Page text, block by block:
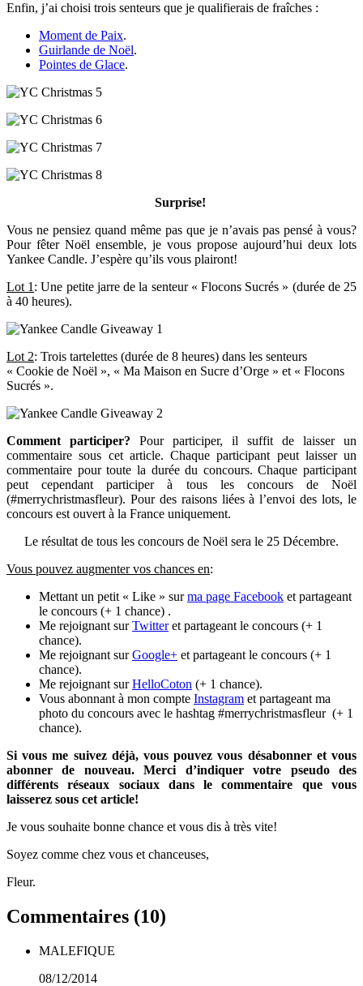
Enfin, j’ai choisi trois senteurs que je qualifierais de fraîches :
Moment de Paix.
Guirlande de Noël.
Pointes de Glace.
Surprise!
Vous ne pensiez quand même pas que je n’avais pas pensé à vous?
Pour fêter Noël ensemble, je vous propose aujourd’hui deux lots
Yankee Candle. J’espère qu’ils vous plairont!
Lot 1 : Une petite jarre de la senteur « Flocons Sucrés » (durée de 25
à 40 heures).
Lot 2: Trois tartelettes (durée de 8 heures) dans les senteurs
« Cookie de Noël », « Ma Maison en Sucre d’Orge » et « Flocons
Sucrés ».
Comment participer? Pour participer, il suffit de laisser un
commentaire sous cet article. Chaque participant peut laisser un
commentaire pour toute la durée du concours. Chaque participant
peut cependant participer à tous les concours de Noël
(#merrychristmasfleur). Pour des raisons liées à l’envoi des lots, le
concours est ouvert à la France uniquement.
Le résultat de tous les concours de Noël sera le 25 Décembre.
Vous pouvez augmenter vos chances en:
Mettant un petit « Like » surma page Facebook et partageant
le concours (+ 1 chance) .
Me rejoignant surTwitteret partageant le concours (+ 1
chance).
Me rejoignant surGoogle+ et partageant le concours (+ 1
chance).
Me rejoignant surHelloCoton (+ 1 chance).
Vous abonnant à mon compte Instagram et partageant ma
photo du concours avec le hashtag #merrychristmasfleur (+ 1
chance).
Si vous me suivez déjà, vous pouvez vous désabonner et vous
abonner de nouveau. Merci d’indiquer votre pseudo des
différents réseaux sociaux dans le commentaire que vous
laisserez sous cet article!
Je vous souhaite bonne chance et vous dis à très vite!
Soyez comme chez vous et chanceuses,
Fleur.
Commentaires (10)
MALEFIQUE
08/12/2014